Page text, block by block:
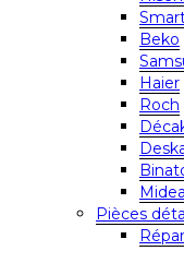
Beko
Haier
Roch
Midea
Pièces